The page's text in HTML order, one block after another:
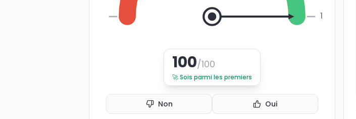
100
100/100
🚀Sois parmi les premiers
Non Oui